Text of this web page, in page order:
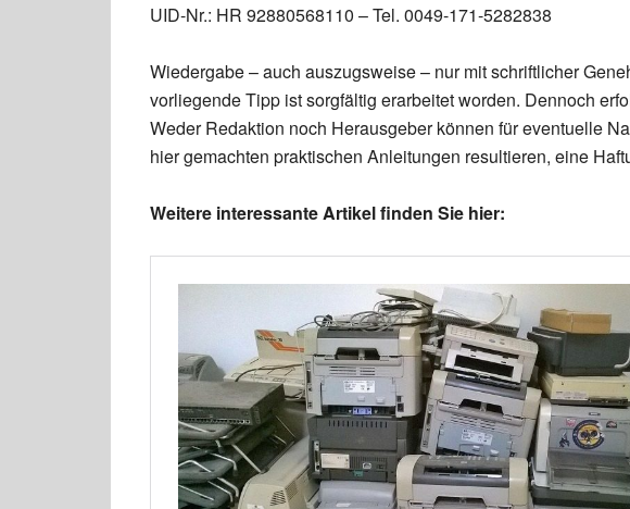
UID-Nr.: HR 92880568110 – Tel. 0049-171-5282838
Wiedergabe – auch auszugsweise – nur mit schriftlicher
vorliegende Tipp ist sorgfältig erarbeitet worden. Dennoch
Weder Redaktion noch Herausgeber können für eventuelle
hier gemachten praktischen Anleitungen resultieren, eine
Weitere interessante Artikel finden Sie hier: